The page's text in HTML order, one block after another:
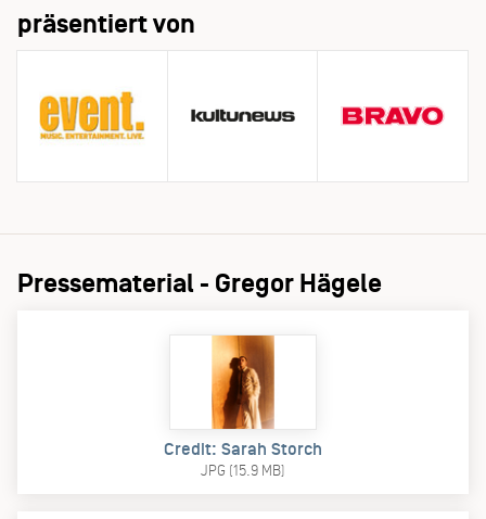
präsentiert von
Pressematerial - Gregor Hägele
Credit: Sarah Storch
JPG (15.9 MB)